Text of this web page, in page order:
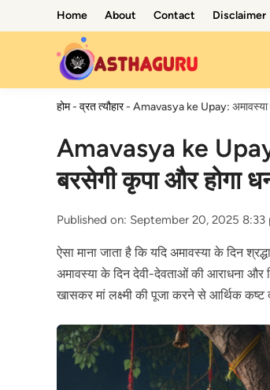
Home About Contact Disclaimer
होम- व्रत त्यौहार- Amavasya ke Upay: अमावस्या
Amavasya ke Upay:
बरसेगी कृपा और होगा
Published on: September 20, 2025 8:33
ऐसा माना जाता है कि यदि अमावस्या के दिन
अमावस्या के दिन देवी-देवताओं की आराधना और
खासकर मां लक्ष्मी की पूजा करने से आर्थिक कष्ट